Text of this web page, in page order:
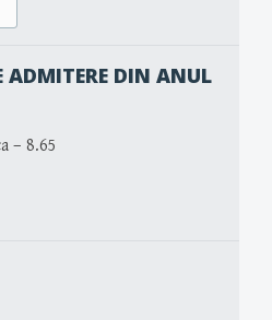
ADMITERE DIN ANUL
– 8.65